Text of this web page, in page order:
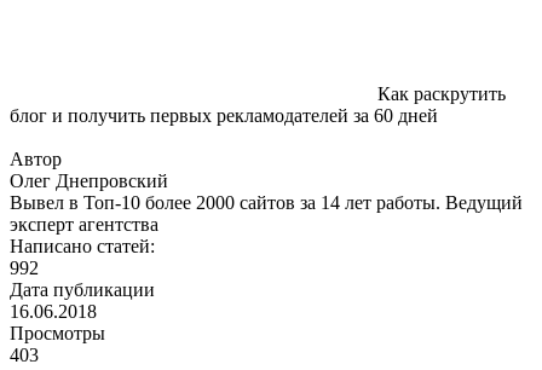
Как раскрутить
блог и получить первых рекламодателей за 60 дней
Автор
Олег Днепровский
Вывел в Топ-10 более 2000 сайтов за 14 лет работы. Ведущий
эксперт агентства
Написано статей:
992
Дата публикации
16.06.2018
Просмотры
403